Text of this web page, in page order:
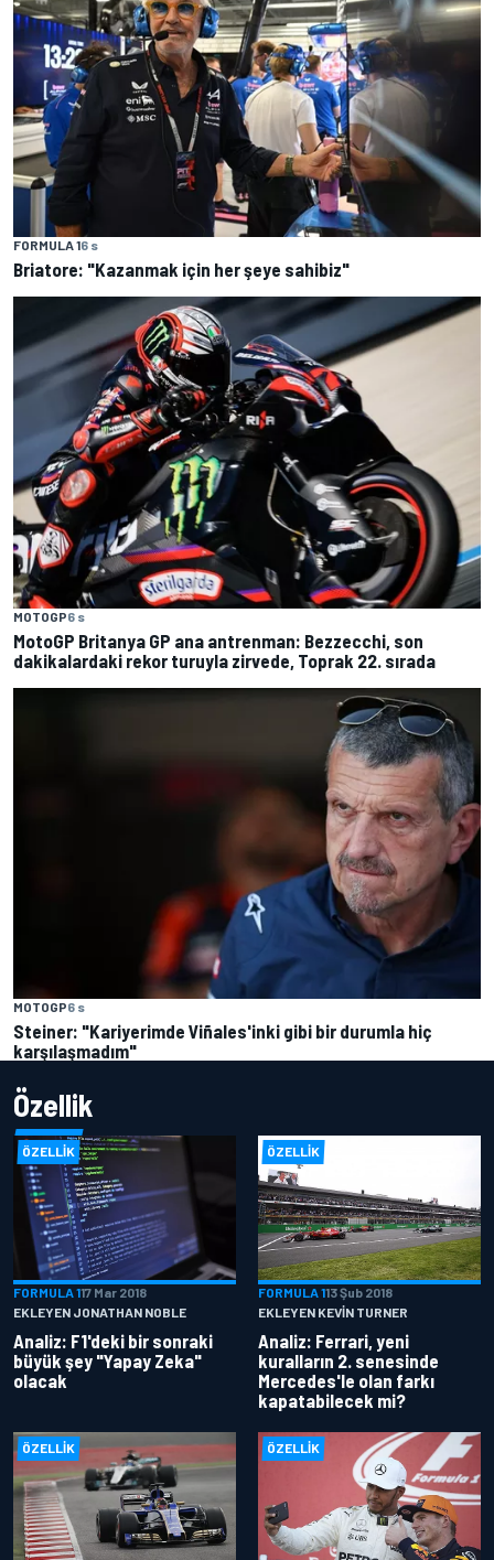
FORMULA 16 s
Briatore: "Kazanmak için her şeye sahibiz"
MOTOGP6 s
MotoGP Britanya GP ana antrenman: Bezzecchi, son
dakikalardaki rekor turuyla zirvede, Toprak 22. sırada
MOTOGP6 s
Steiner: "Kariyerimde Viñales'inki gibi bir durumla hiç
karşılaşmadım"
Özellik
ÖZELLIK
FORMULA 117 Mar 2018
EKLEYEN JONATHAN NOBLE
Analiz: F1'deki bir sonraki
büyük şey "Yapay Zeka"
olacak
ÖZELLIK
FORMULA 113 Şub 2018
EKLEYEN KEVIN TURNER
Analiz: Ferrari, yeni
kuralların 2. senesinde
Mercedes'le olan farkı
kapatabilecek mi?
ÖZELLIK ÖZELLIK